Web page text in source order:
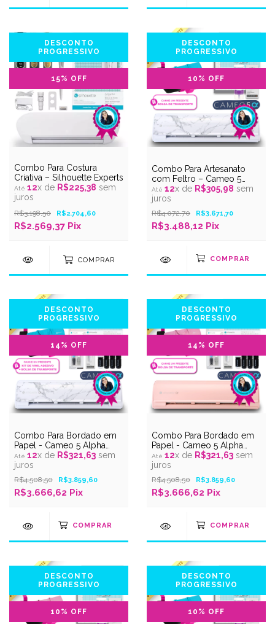
DESCONTO
PROGRESSIVO
15% OFF
Combo Para Costura
Criativa – Silhouette Experts
12x de R$225,38 sem
juros
R$3.198,50 R$2.704,60
R$2.569,37 Pix
COMPRAR
DESCONTO
PROGRESSIVO
10 % OFF
Combo Para Artesanato
com Feltro – Cameo 5
Alpha Bianco Carrara –
Silhouette Experts
12x de R$305,98 sem
juros
R$4.072,70 R$3.671,70
R$3.488,12 Pix
DESCONTO
PROGRESSIVO
14 % OFF
Combo Para Bordado em
Papel - Cameo 5 Alpha
Bianco Carrara - Silhouette
Experts
12x de R$321,63 sem
juros
R$4.508,50 R$3.859,60
R$3.666,62 Pix
DESCONTO
PROGRESSIVO
14 % OFF
Combo Para Bordado em
Papel - Cameo 5 Alpha
Rosa Fosco - Silhouette
Experts
12x de R$321,63 sem
juros
R$4.508,50 R$3.859,60
R$3.666,62 Pix
DESCONTO
PROGRESSIVO
10 % OFF
DESCONTO
PROGRESSIVO
10 % OFF